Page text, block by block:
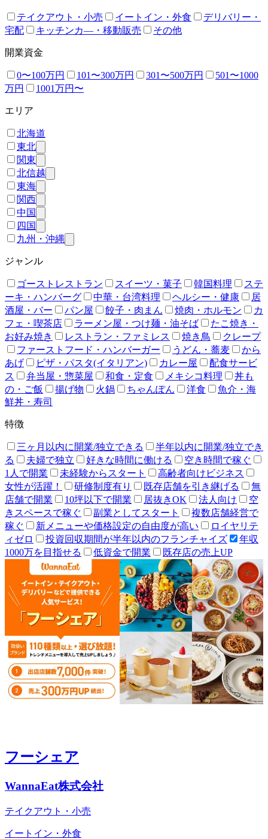
テイクアウト・小売 イートイン・外食
デリバリー・
宅配
キッチンカ―・移動販売 その他
開業資金
0〜100万円 101〜300万円 301〜500万円
501〜1000
万円
1001万円〜
エリア
北海道
東北
関東
北信越
東海
関西
中国
四国
九州・沖縄
ジャンル
ゴーストレストラン スイーツ・菓子 韓国料理
ステ
ーキ・ハンバーグ
中華・台湾料理 ヘルシー・健康
居
酒屋・バー
パン屋 餃子・肉まん 焼肉・ホルモン
カ
フェ・喫茶店
ラーメン屋・つけ麺・油そば
たこ焼き・
お好み焼き
レストラン・ファミレス 焼き鳥
クレープ
ファーストフード・ハンバーガー
うどん・蕎麦
から
あげ
ピザ・パスタ(イタリアン) カレー屋
配食サービ
ス
弁当屋・惣菜屋 和食・定食 メキシコ料理
丼も
の・ご飯
揚げ物 火鍋 ちゃんぽん 洋食
魚介・海
鮮丼・寿司
特徴
三ヶ月以内に開業/独立できる
半年以内に開業/独立でき
る
夫婦で独立 好きな時間に働ける
空き時間で稼ぐ
1人で開業
未経験からスタート
高齢者向けビジネス
女性が活躍！
研修制度有り 既存店舗を引き継げる
無
店舗で開業
10坪以下で開業 居抜きOK 法人向け
空
きスペースで稼ぐ
副業としてスタート
複数店舗経営で
稼ぐ
新メニューや価格設定の自由度が高い
ロイヤリテ
ィゼロ
投資回収期間が半年以内のフランチャイズ
年収
1000万を目指せる
低資金で開業 既存店の売上UP
フーシェア
WannaEat株式会社
テイクアウト・小売
イートイン・外食